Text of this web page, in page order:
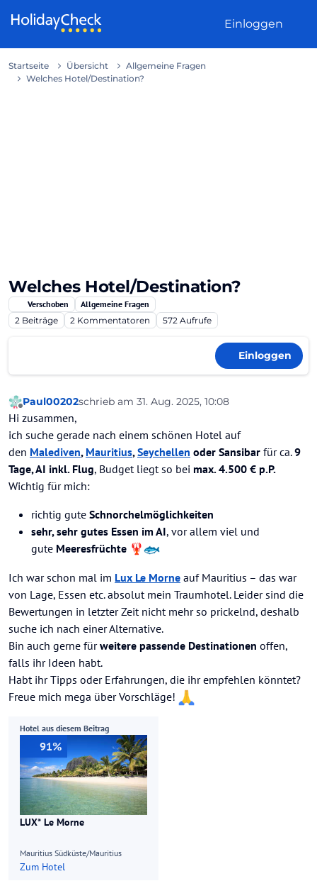
Einloggen
Startseite Übersicht
Allgemeine Fragen
Welches Hotel/Destination?
Welches Hotel/Destination?
Verschoben
Allgemeine Fragen
2 Beiträge 2 Kommentatoren 572 Aufrufe
Einloggen
Offline
Paul00202schrieb am 31. Aug. 2025, 10:08
zuletzt editiert von
Hi zusammen,
ich suche gerade nach einem schönen Hotel auf
den Malediven, Mauritius,Seychellen oder Sansibar für ca.9
Tage, AI inkl. Flug, Budget liegt so bei max. 4.500 € p.P.
Wichtig für mich:
richtig gute Schnorchelmöglichkeiten
sehr, sehr gutes Essen im AI, vor allem viel und
gute Meeresfrüchte 🦞
Ich war schon mal im Lux Le Morne auf Mauritius – das war
von Lage, Essen etc. absolut mein Traumhotel. Leider sind die
Bewertungen in letzter Zeit nicht mehr so prickelnd, deshalb
suche ich nach einer Alternative.
Bin auch gerne fürweitere passende Destinationen offen,
falls ihr Ideen habt.
Habt ihr Tipps oder Erfahrungen, die ihr empfehlen könntet?
Freue mich mega über Vorschläge!
Hotel aus diesem Beitrag
91%
LUX* Le Morne
Mauritius Südküste/Mauritius
Zum Hotel